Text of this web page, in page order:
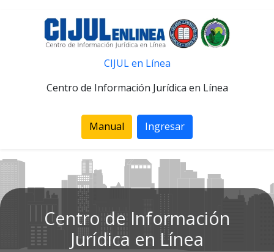
CIJUL en Línea
Centro de Información Jurídica en Línea
Manual Ingresar
Centro de Información
Jurídica en Línea